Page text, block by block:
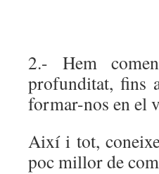
2.- Hem
profunditat, fins
formar-nos en el
Així i tot,
poc millor de